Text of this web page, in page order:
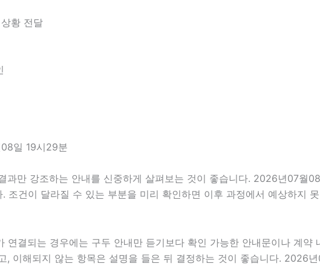
황 전달
일 19시29분
과만 강조하는 안내를 신중하게 살펴보는 것이 좋습니다. 2026년07월
조건이 달라질 수 있는 부분을 미리 확인하면 이후 과정에서 예상하지
연결되는 경우에는 구두 안내만 듣기보다 확인 가능한 안내문이나 계
, 이해되지 않는 항목은 설명을 들은 뒤 결정하는 것이 좋습니다. 2026